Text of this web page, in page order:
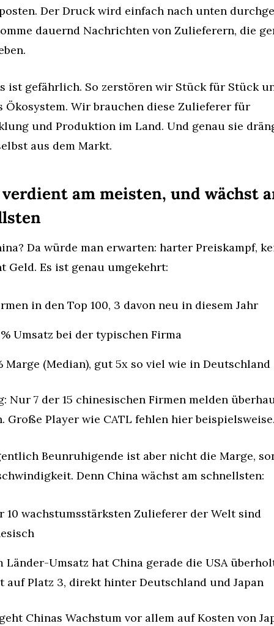
Der Druck wird einfach nach unten
dauernd Nachrichten von Zulieferern, die
ist gefährlich. So zerstören wir Stück für Stück
Ökosystem. Wir brauchen diese Zulieferer für
und Produktion im Land. Und genau sie
aus dem Markt.
am meisten, und wächst
Da würde man erwarten: harter Preiskampf,
Geld. Es ist genau umgekehrt:
in den Top 100, 3 davon neu in diesem Jahr
Umsatz bei der typischen Firma
Marge (Median), gut 5x so viel wie in Deutschland
Nur 7 der 15 chinesischen Firmen melden
Große Player wie CATL fehlen hier
Beunruhigende ist aber nicht die Marge,
Denn China wächst am schnellsten:
10 wachstumsstärksten Zulieferer der Welt sind
Länder-Umsatz hat China gerade die USA
auf Platz 3, direkt hinter Deutschland und Japan
Chinas Wachstum vor allem auf Kosten von